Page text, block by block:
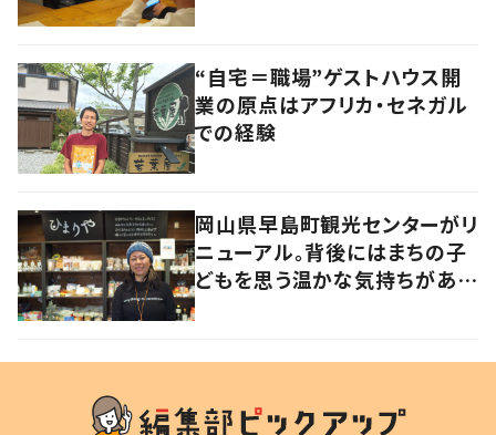
“自宅＝職場”ゲストハウス開
業の原点はアフリカ・セネガル
での経験
岡山県早島町観光センターがリ
ニューアル。背後にはまちの子
どもを思う温かな気持ちがあっ